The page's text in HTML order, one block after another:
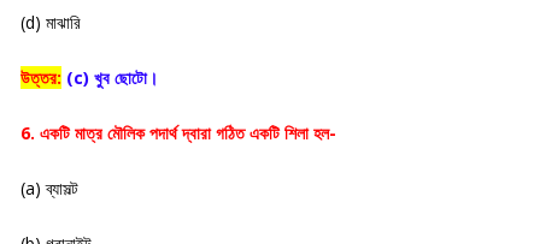
(d) মাঝারি
উত্তর: (c) খুব ছোটো।
6. একটি মাত্র মৌলিক পদার্থ দ্বারা গঠিত একটি শিলা হল-
(a) ব্যাসল্ট